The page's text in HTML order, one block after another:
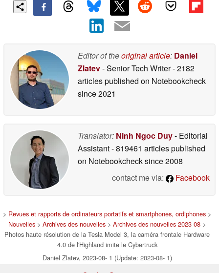
Editor of theoriginal article: Daniel
Zlatev- Senior Tech Writer- 2182
articles published on Notebookcheck
since 2021
Translator: Ninh Ngoc Duy- Editorial
Assistant- 819461 articles published
on Notebookchecksince 2008
contact me via:
Facebook
> Revues et rapports de ordinateurs portatifs et smartphones, ordiphones >
Nouvelles > Archives des nouvelles > Archives des nouvelles 2023 08 >
Photos haute résolution de la Tesla Model 3, la caméra frontale Hardware
4.0 de l'Highland imite le Cybertruck
Daniel Zlatev, 2023-08- 1 (Update: 2023-08- 1)